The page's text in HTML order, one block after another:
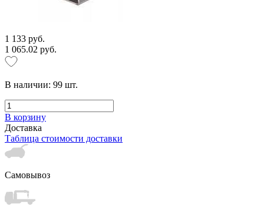
1 133 руб.
1 065.02 руб.
В наличии: 99 шт.
В корзину
Доставка
Таблица стоимости доставки
Самовывоз